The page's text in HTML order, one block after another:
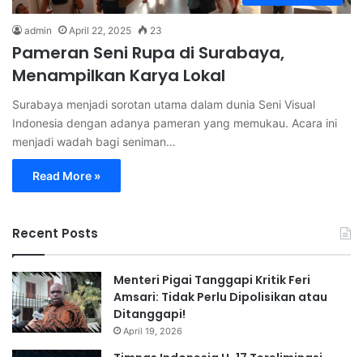
admin April 22, 2025 23
Pameran Seni Rupa di Surabaya,
Menampilkan Karya Lokal
Surabaya menjadi sorotan utama dalam dunia Seni Visual
Indonesia dengan adanya pameran yang memukau. Acara ini
menjadi wadah bagi seniman…
Read More »
Recent Posts
Menteri Pigai Tanggapi Kritik Feri
Amsari: Tidak Perlu Dipolisikan atau
Ditanggapi!
April 19, 2026